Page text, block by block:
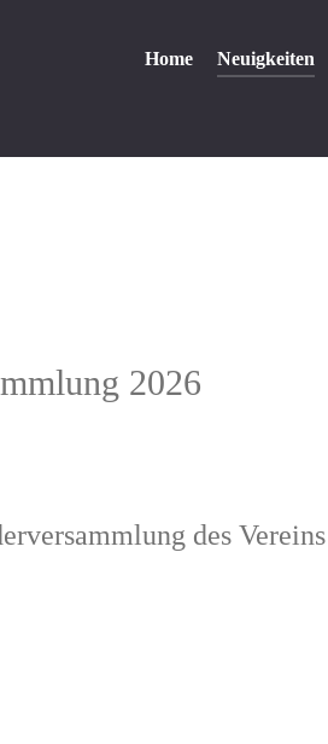
Home Neuigkeiten
2026
des